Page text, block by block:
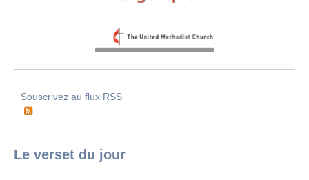
Souscrivez au flux RSS
Le verset du jour